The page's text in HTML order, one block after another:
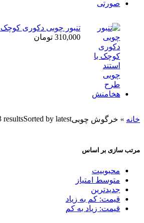
تنبور چوبی دکوری
310,000 تومان
خانه » خرگوش چوبی resultsSorted by latest
مرتب سازی بر اساس
محبوبیت
متوسط امتیاز
جدیدترین
قیمت: کم به زیاد
قیمت: زیاد به کم